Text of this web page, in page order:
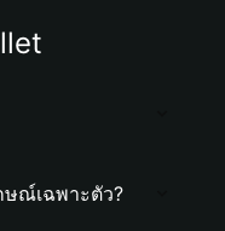
ษณ์เฉพาะตัว?